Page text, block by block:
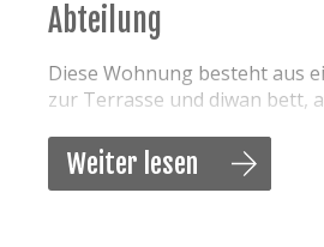
Abteilung
Diese Wohnung besteht aus
zur Terrasse und diwan bett,
Kriterien
Weiter lesen